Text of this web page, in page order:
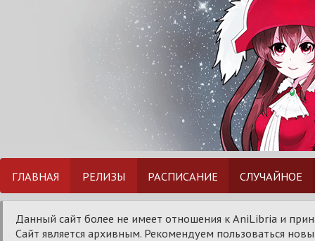
ГЛАВНАЯ РЕЛИЗЫ РАСПИСАНИЕ СЛУЧАЙНОЕ
Данный сайт более не имеет отношения к AniLibria и
Сайт является архивным. Рекомендуем пользоваться